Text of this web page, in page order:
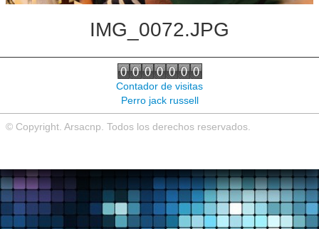
IMG_0072.JPG
Contador de visitas
Perro jack russell
© Copyright. Arsacnp. Todos los derechos reservados.